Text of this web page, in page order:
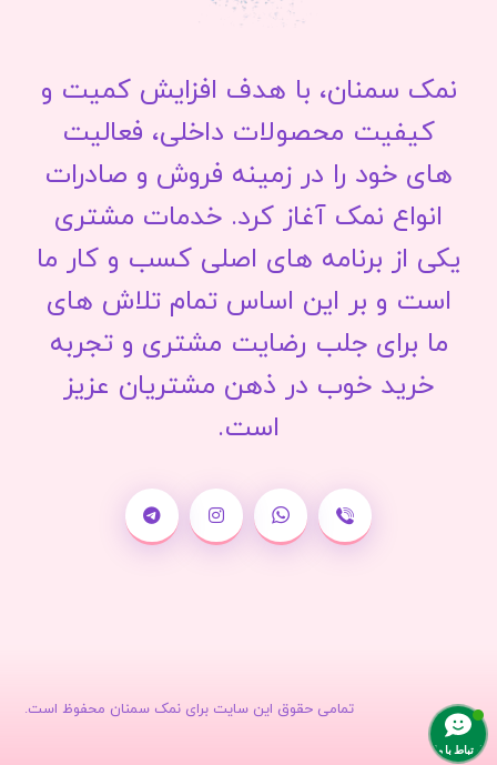
نمک سمنان، با هدف افزایش کمیت و
کیفیت محصولات داخلی، فعالیت
های خود را در زمینه فروش و صادرات
انواع نمک آغاز کرد. خدمات مشتری
یکی از برنامه های اصلی کسب و کار ما
است و بر این اساس تمام تلاش های
ما برای جلب رضایت مشتری و تجربه
خرید خوب در ذهن مشتریان عزیز
است.
تمامی حقوق این سایت برای نمک سمنان محفوظ است.
ارتباط با ما